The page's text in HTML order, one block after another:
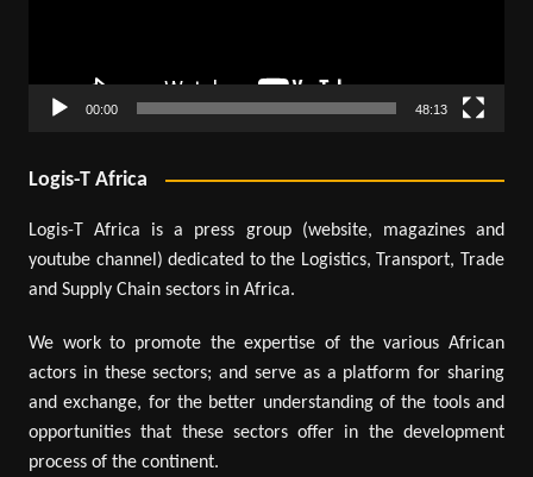
00:00 48:13
Logis-T Africa
Logis-T Africa is a press group (website, magazines and
youtube channel) dedicated to the Logistics, Transport, Trade
and Supply Chain sectors in Africa.
We work to promote the expertise of the various African
actors in these sectors; and serve as a platform for sharing
and exchange, for the better understanding of the tools and
opportunities that these sectors offer in the development
process of the continent.